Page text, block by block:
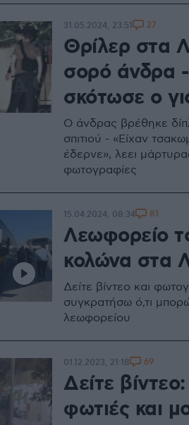
Θρίλερ στα
σορό άνδρα -
σκότωσε ο
Ο άνδρας βρέθηκε
σπιτιού - «Είχαν
έδερνε», λεει
φωτογραφίες
31.05.2024, 23:51 27
Λεωφορείο
κολώνα στα
Δείτε βίντεο και
συγκρατήσω ό,τι
λεωφορείου
15.04.2024, 08:34 81
Δείτε
φωτιές και
01.12.2023, 21:18 69